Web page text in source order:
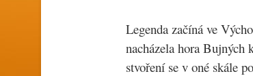
Legenda začíná ve
nacházela hora Bujných
stvoření se v oné skále